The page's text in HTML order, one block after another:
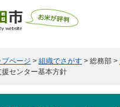
プページ > 組織でさがす > 総務部 >
援センター基本方針